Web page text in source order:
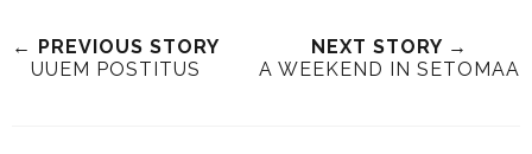
← PREVIOUS STORY
UUEM POSTITUS
NEXT STORY →
A WEEKEND IN SETOMAA